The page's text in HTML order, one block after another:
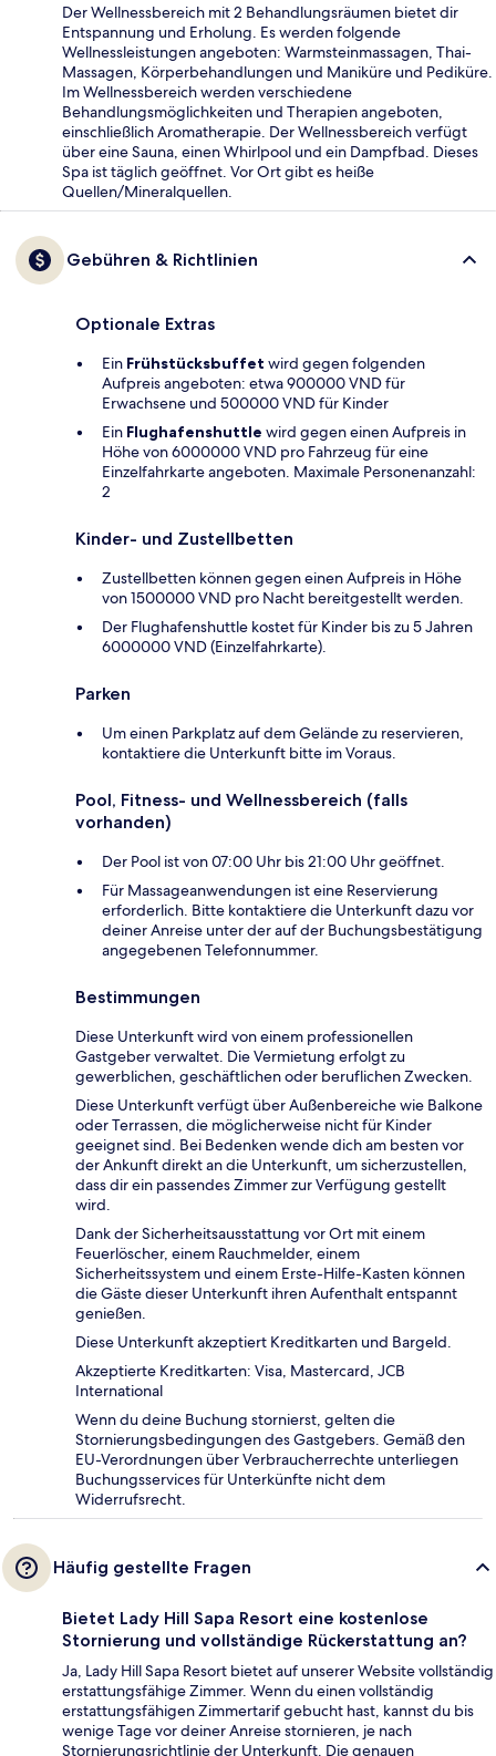
Der Wellnessbereich mit 2 Behandlungsräumen bietet dir
Entspannung und Erholung. Es werden folgende
Wellnessleistungen angeboten: Warmsteinmassagen, Thai-
Massagen, Körperbehandlungen und Maniküre und Pediküre.
Im Wellnessbereich werden verschiedene
Behandlungsmöglichkeiten und Therapien angeboten,
einschließlich Aromatherapie. Der Wellnessbereich verfügt
über eine Sauna, einen Whirlpool und ein Dampfbad. Dieses
Spa ist täglich geöffnet. Vor Ort gibt es heiße
Quellen/Mineralquellen.
Gebühren & Richtlinien
Optionale Extras
Ein Frühstücksbuffet wird gegen folgenden
Aufpreis angeboten: etwa 900000 VND für
Erwachsene und 500000 VND für Kinder
Ein Flughafenshuttle wird gegen einen Aufpreis in
Höhe von 6000000 VND pro Fahrzeug für eine
Einzelfahrkarte angeboten. Maximale Personenanzahl:
2
Kinder- und Zustellbetten
Zustellbetten können gegen einen Aufpreis in Höhe
von 1500000 VND pro Nacht bereitgestellt werden.
Der Flughafenshuttle kostet für Kinder bis zu 5 Jahren
6000000 VND (Einzelfahrkarte).
Parken
Um einen Parkplatz auf dem Gelände zu reservieren,
kontaktiere die Unterkunft bitte im Voraus.
Pool, Fitness- und Wellnessbereich (falls
vorhanden)
Der Pool ist von 07:00 Uhr bis 21:00 Uhr geöffnet.
Für Massageanwendungen ist eine Reservierung
erforderlich. Bitte kontaktiere die Unterkunft dazu vor
deiner Anreise unter der auf der Buchungsbestätigung
angegebenen Telefonnummer.
Bestimmungen
Diese Unterkunft wird von einem professionellen
Gastgeber verwaltet. Die Vermietung erfolgt zu
gewerblichen, geschäftlichen oder beruflichen Zwecken.
Diese Unterkunft verfügt über Außenbereiche wie Balkone
oder Terrassen, die möglicherweise nicht für Kinder
geeignet sind. Bei Bedenken wende dich am besten vor
der Ankunft direkt an die Unterkunft, um sicherzustellen,
dass dir ein passendes Zimmer zur Verfügung gestellt
wird.
Dank der Sicherheitsausstattung vor Ort mit einem
Feuerlöscher, einem Rauchmelder, einem
Sicherheitssystem und einem Erste-Hilfe-Kasten können
die Gäste dieser Unterkunft ihren Aufenthalt entspannt
genießen.
Diese Unterkunft akzeptiert Kreditkarten und Bargeld.
Akzeptierte Kreditkarten: Visa, Mastercard, JCB
International
Wenn du deine Buchung stornierst, gelten die
Stornierungsbedingungen des Gastgebers. Gemäß den
EU-Verordnungen über Verbraucherrechte unterliegen
Buchungsservices für Unterkünfte nicht dem
Widerrufsrecht.
Häufig gestellte Fragen
Bietet Lady Hill Sapa Resort eine kostenlose
Stornierung und vollständige Rückerstattung an?
Ja, Lady Hill Sapa Resort bietet auf unserer Website vollständig
erstattungsfähige Zimmer. Wenn du einen vollständig
erstattungsfähigen Zimmertarif gebucht hast, kannst du bis
wenige Tage vor deiner Anreise stornieren, je nach
Stornierungsrichtlinie der Unterkunft. Die genauen